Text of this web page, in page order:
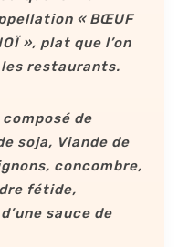
« BŒUF
», plat que l’on
restaurants.
de
soja, Viande de
concombre,
fétide,
sauce de